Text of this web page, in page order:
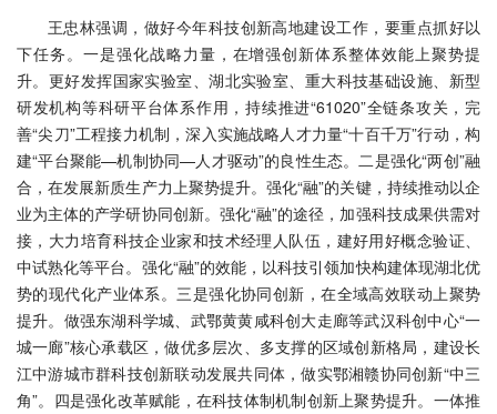
王忠林强调，做好今年科技创新高地建设工作，要重点抓好以
下任务。一是强化战略力量，在增强创新体系整体效能上聚势提
升。更好发挥国家实验室、湖北实验室、重大科技基础设施、新型
研发机构等科研平台体系作用，持续推进“61020”全链条攻关，完
善“尖刀”工程接力机制，深入实施战略人才力量“十百千万”行动，构
建“平台聚能—机制协同—人才驱动”的良性生态。二是强化“两创”融
合，在发展新质生产力上聚势提升。强化“融”的关键，持续推动以企
业为主体的产学研协同创新。强化“融”的途径，加强科技成果供需对
接，大力培育科技企业家和技术经理人队伍，建好用好概念验证、
中试熟化等平台。强化“融”的效能，以科技引领加快构建体现湖北优
势的现代化产业体系。三是强化协同创新，在全域高效联动上聚势
提升。做强东湖科学城、武鄂黄黄咸科创大走廊等武汉科创中心“一
城一廊”核心承载区，做优多层次、多支撑的区域创新格局，建设长
江中游城市群科技创新联动发展共同体，做实鄂湘赣协同创新“中三
角”。四是强化改革赋能，在科技体制机制创新上聚势提升。一体推